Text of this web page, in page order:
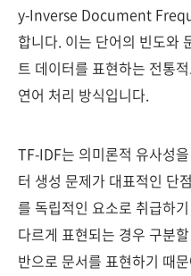
y-Inverse Document
합니다. 이는 단어의 빈도와
트 데이터를 표현하는 전통
연어 처리 방식입니다.
TF-IDF는 의미론적 유사성
터 생성 문제가 대표적인 단
를 독립적인 요소로 취급하
다르게 표현되는 경우 구분
반으로 문서를 표현하기 때